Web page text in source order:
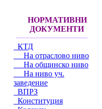
НОРМАТИВНИ
ДОКУМЕНТИ
КТД
На отраслово ниво
На общинско ниво
На ниво уч.
заведение
ВПРЗ
Конституция